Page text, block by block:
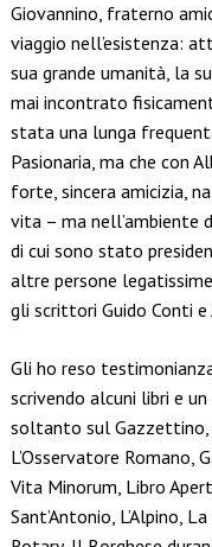
Giovannino, fraterno
viaggio nell’esistenza:
sua grande umanità, la
mai incontrato
stata una lunga
Pasionaria, ma che con
forte, sincera amicizia,
vita – ma nell’ambiente
di cui sono stato
altre persone
gli scrittori Guido Conti e
Gli ho reso
scrivendo alcuni libri e
soltanto sul
L’Osservatore Romano,
Vita Minorum, Libro
Sant’Antonio, L’Alpino,